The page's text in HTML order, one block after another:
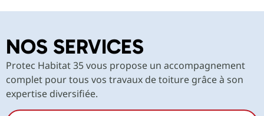
NOS SERVICES
Protec Habitat 35 vous propose un accompagnement
complet pour tous vos travaux de toiture grâce à son
expertise diversifiée.